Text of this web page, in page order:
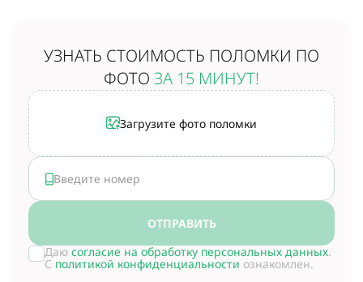
УЗНАТЬ СТОИМОСТЬ ПОЛОМКИ ПО
ФОТО ЗА 15 МИНУТ!
Загрузите фото поломки
ОТПРАВИТЬ
Даю согласие на обработку персональных данных.
С политикой конфиденциальности ознакомлен.